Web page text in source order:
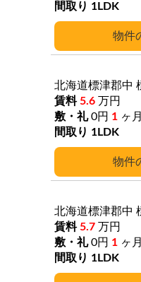
1LDK
北海道標津郡中
5.6 万円
0円 1 ヶ月
1LDK
北海道標津郡中
5.7 万円
0円 1 ヶ月
1LDK